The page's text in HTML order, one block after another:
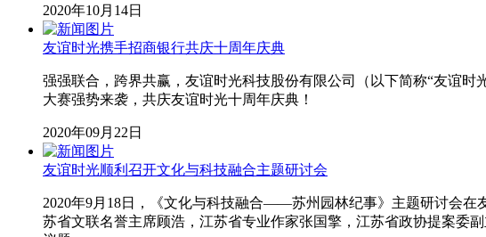
2020年10月14日
友谊时光携手招商银行共庆十周年庆典
强强联合，跨界共赢，友谊时光科技股份有限公司（以下简称“友谊时
大赛强势来袭，共庆友谊时光十周年庆典！
2020年09月22日
友谊时光顺利召开文化与科技融合主题研讨会
2020年9月18日，《文化与科技融合——苏州园林纪事》主题研讨会在
苏省文联名誉主席顾浩，江苏省专业作家张国擎，江苏省政协提案委